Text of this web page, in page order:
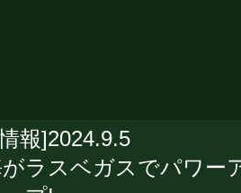
報]2024.9.5
ラスベガスでパワー